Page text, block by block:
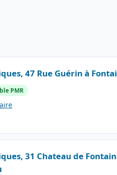
47 Rue Guérin à
PMR
31 Chateau de